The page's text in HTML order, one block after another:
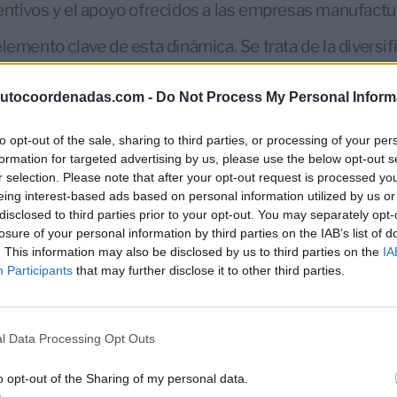
- Do Not Process My Personal
opt-out of the sale, sharing to third parties, or processing of your
for targeted advertising by us, please use the below opt-out
selection. Please note that after your opt-out request is processed
interest-based ads based on personal information utilized by us
to third parties prior to your opt-out. You may separately
of your personal information by third parties on the IAB’s list of
This information may also be disclosed by us to third parties on the
Participants that may further disclose it to other third parties.
Data Processing Opt Outs
opt-out of the Sharing of my personal data.
y el apoyo ofrecidos a las empresas
clave de esta dinámica. Se trata de la
objetivo. A lo largo del año pasado, Marruecos ha
Sólo en los primeros cinco meses del año en curso,
para la creación de nuevas empresas.
sobre el clima de inversión en el mundo, publicado
de Estado de los EEUU describió a Marruecos como
de Europa, África subsahariana y Oriente Medio,
regional aprovechando su posición geográfica
infraestructura de clase mundial para desarrollarse
y exportación para empresas internacionales”,